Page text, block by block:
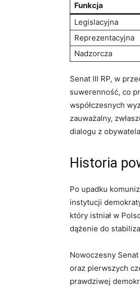
Funkcja
Legislacyjna
Reprezentacyjna
Nadzorcza
Senat III RP, w
suwerenność, co
współczesnych
zauważalny,
dialogu z
Historia
Po upadku
instytucji
który istniał w
dążenie do
Nowoczesny
oraz pierwszych
prawdziwej